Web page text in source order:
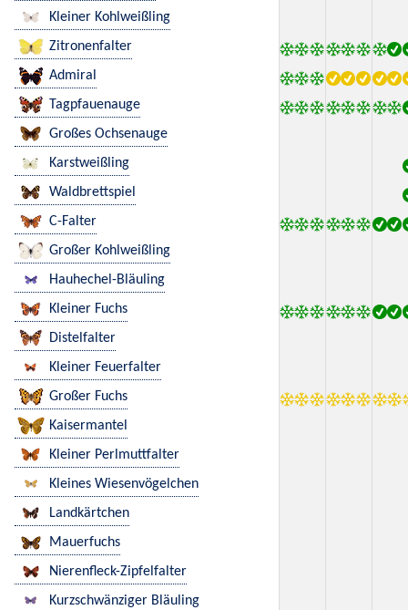
Kleiner Kohlweißling
Zitronenfalter
Admiral
Tagpfauenauge
Großes Ochsenauge
Karstweißling
Waldbrettspiel
C-Falter
Großer Kohlweißling
Hauhechel-Bläuling
Kleiner Fuchs
Distelfalter
Kleiner Feuerfalter
Großer Fuchs
Kaisermantel
Kleiner Perlmuttfalter
Kleines Wiesenvögelchen
Landkärtchen
Mauerfuchs
Nierenfleck-Zipfelfalter
Kurzschwänziger Bläuling